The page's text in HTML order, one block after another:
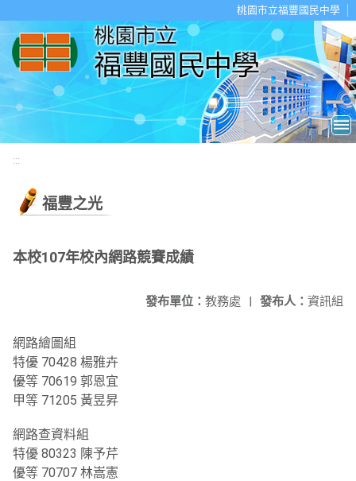
桃園市立福豐國民中學
:::
福豐之光
本校107年校內網路競賽成績
發布人： 資訊組
發布單位： 教務處 |
網路繪圖組
特優 70428 楊雅卉
優等 70619 郭恩宜
甲等 71205 黃昱昇
網路查資料組
特優 80323 陳予芹
優等 70707 林嵩憲